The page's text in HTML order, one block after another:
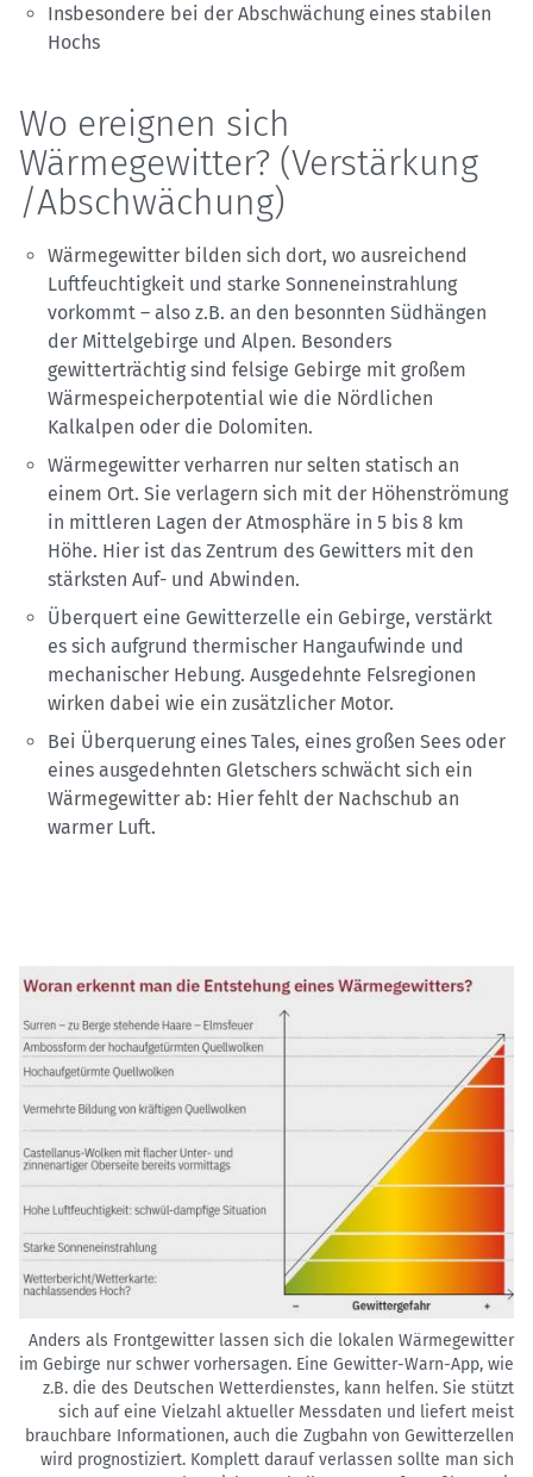
Insbesondere bei der Abschwächung eines stabilen
Hochs
Wo ereignen sich
Wärmegewitter? (Verstärkung
/Abschwächung)
Wärmegewitter bilden sich dort, wo ausreichend
Luftfeuchtigkeit und starke Sonneneinstrahlung
vorkommt – also z.B. an den besonnten Südhängen
der Mittelgebirge und Alpen. Besonders
gewitterträchtig sind felsige Gebirge mit großem
Wärmespeicherpotential wie die Nördlichen
Kalkalpen oder die Dolomiten.
Wärmegewitter verharren nur selten statisch an
einem Ort. Sie verlagern sich mit der Höhenströmung
in mittleren Lagen der Atmosphäre in 5 bis 8 km
Höhe. Hier ist das Zentrum des Gewitters mit den
stärksten Auf- und Abwinden.
Überquert eine Gewitterzelle ein Gebirge, verstärkt
es sich aufgrund thermischer Hangaufwinde und
mechanischer Hebung. Ausgedehnte Felsregionen
wirken dabei wie ein zusätzlicher Motor.
Bei Überquerung eines Tales, eines großen Sees oder
eines ausgedehnten Gletschers schwächt sich ein
Wärmegewitter ab: Hier fehlt der Nachschub an
warmer Luft.
Anders als Frontgewitter lassen sich die lokalen Wärmegewitter
im Gebirge nur schwer vorhersagen. Eine Gewitter-Warn-App, wie
z.B. die des Deutschen Wetterdienstes, kann helfen. Sie stützt
sich auf eine Vielzahl aktueller Messdaten und liefert meist
brauchbare Informationen, auch die Zugbahn von Gewitterzellen
wird prognostiziert. Komplett darauf verlassen sollte man sich